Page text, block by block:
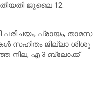
ജൂലൈ 12.
പ്രായം, താമസ
സഹിതം ജില്ലാ ശിശു
നില, എ 3 ബ്ലോക്ക്